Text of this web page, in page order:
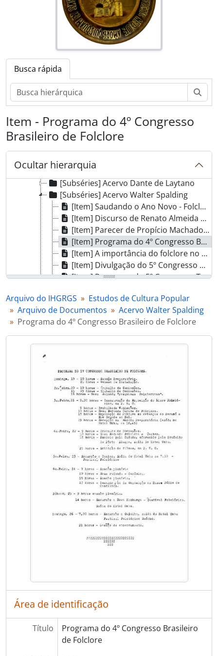
Busca rápida
Item - Programa do 4º Congresso
Brasileiro de Folclore
Ocultar hierarquia
[Fundos] Arquivo do IHGRGS
[Subfundo] Estudos de Cultura Popular
[Séries] Arquivo de Documentos
[Subséries] Acervo Carlos Galvão Krebs
[Subséries] Acervo Dante de Laytano
[Subséries] Acervo Walter Spalding
[Item] Saudando o Ano Novo - Folclore imigrante alemão
[Item] Discurso de Renato Almeida no 4º Congresso Brasileiro de Folclore
[Item] Parecer de Propício Machado sobre Roque Callage
[Item] Programa do 4º Congresso Brasileiro de Folclore
[Item] A importância do folclore no desenvolvimento turístico
[Item] Divulgação do 5º Congresso Tradicionalista
[Item] Programa do 5º Congresso Tradicionalista
[Item] Fato folclórico - Vitor Russomano
[Item] Definição de folclore - Vitor Russomano
[Item] Mario de Andrade e o folclore
[Item] Outros títulos da ciência folclórica
[Item] A pesquisa folclórica
[Item] A palavra folclore
[Item] Ata de criação da Associação Sulriograndense de Folclore
[Item] Campanha em Defesa do Folclore Brasileiro
[Item] Campanha em Defesa do Folclore Brasileiro
[Item] Campanha em Defesa do Folclore Brasileiro
[Item] Campanha em Defesa do Folclore Brasileiro
[Item] Clipagem - Inaugurada a Quizena do Museu
[Item] Clipagem - A contribuição europeia no folclore paulista
[Item] Clipagem - Tradições gauchas
[Item] Clipagem - Congresso Estadual de Folclore
[Item] Clipagem - V Congresso Tradicionalista
[Item] Clipagem - Congresso de Folclore
[Item] Clipagem - IV Congresso Brasileiro de Folclore
[Item] Clipagem - Estudo do Folclore
[Item] Clipagem - IV Congresso Brasileiro de Folclore
[Item] Clipagem - Medalha Silvio Romero
[Item] Evento CTG Rincao da Lealdade
[Item] Correspondência Recebida - Comissão Nacional de Folclore
[Item] Correspondência Recebida - Comissão Nacional de Folclore
[Item] Cartaz - IV Congresso Brasileiro de Folclore
[Item] Dossiê Música - Barbosa Lessa e Paixão Cortes
[Item] Regimento 5º Congresso Tradicionalista
Arquivo do IHGRGS
Estudos de Cultura Popular
Arquivo de Documentos
Acervo Walter Spalding
Programa do 4º Congresso Brasileiro de Folclore
Área de identificação
Título
Programa do 4º Congresso Brasileiro
de Folclore